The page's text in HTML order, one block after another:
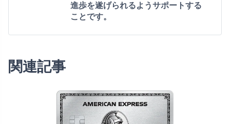
進歩を遂げられるようサポートする
ことです。
関連記事